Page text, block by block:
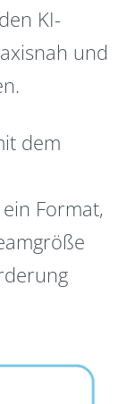
KI-
und
dem
Format,